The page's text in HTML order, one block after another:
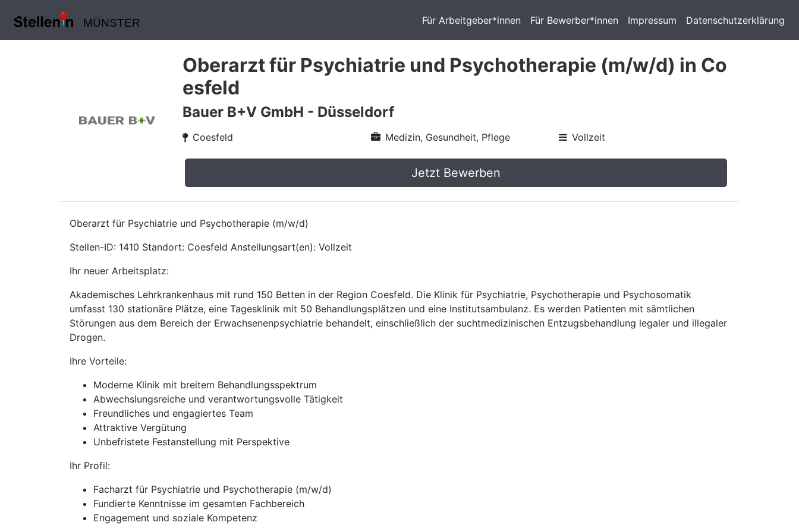
MÜNSTER Für Arbeitgeber*innen Für Bewerber*innen Impressum Datenschutzerklärung
Oberarzt für Psychiatrie und Psychotherapie (m/w/d) in Co
esfeld
Bauer B+V GmbH - Düsseldorf
Coesfeld Medizin, Gesundheit, Pflege Vollzeit
Jetzt Bewerben
Oberarzt für Psychiatrie und Psychotherapie (m/w/d)
Stellen-ID: 1410 Standort: Coesfeld Anstellungsart(en): Vollzeit
Ihr neuer Arbeitsplatz:
Akademisches Lehrkrankenhaus mit rund 150 Betten in der Region Coesfeld. Die Klinik für Psychiatrie, Psychotherapie und Psychosomatik
umfasst 130 stationäre Plätze, eine Tagesklinik mit 50 Behandlungsplätzen und eine Institutsambulanz. Es werden Patienten mit sämtlichen
Störungen aus dem Bereich der Erwachsenenpsychiatrie behandelt, einschließlich der suchtmedizinischen Entzugsbehandlung legaler und illegaler
Drogen.
Ihre Vorteile:
Moderne Klinik mit breitem Behandlungsspektrum
Abwechslungsreiche und verantwortungsvolle Tätigkeit
Freundliches und engagiertes Team
Attraktive Vergütung
Unbefristete Festanstellung mit Perspektive
Ihr Profil:
Facharzt für Psychiatrie und Psychotherapie (m/w/d)
Fundierte Kenntnisse im gesamten Fachbereich
Engagement und soziale Kompetenz